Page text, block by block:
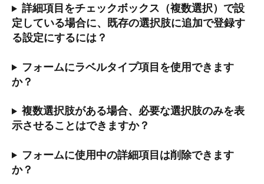
詳細項目をチェックボックス（複数選択）で設
定している場合に、既存の選択肢に追加で登録す
る設定にするには？
フォームにラベルタイプ項目を使用できます
か？
複数選択肢がある場合、必要な選択肢のみを表
示させることはできますか？
フォームに使用中の詳細項目は削除できます
か？